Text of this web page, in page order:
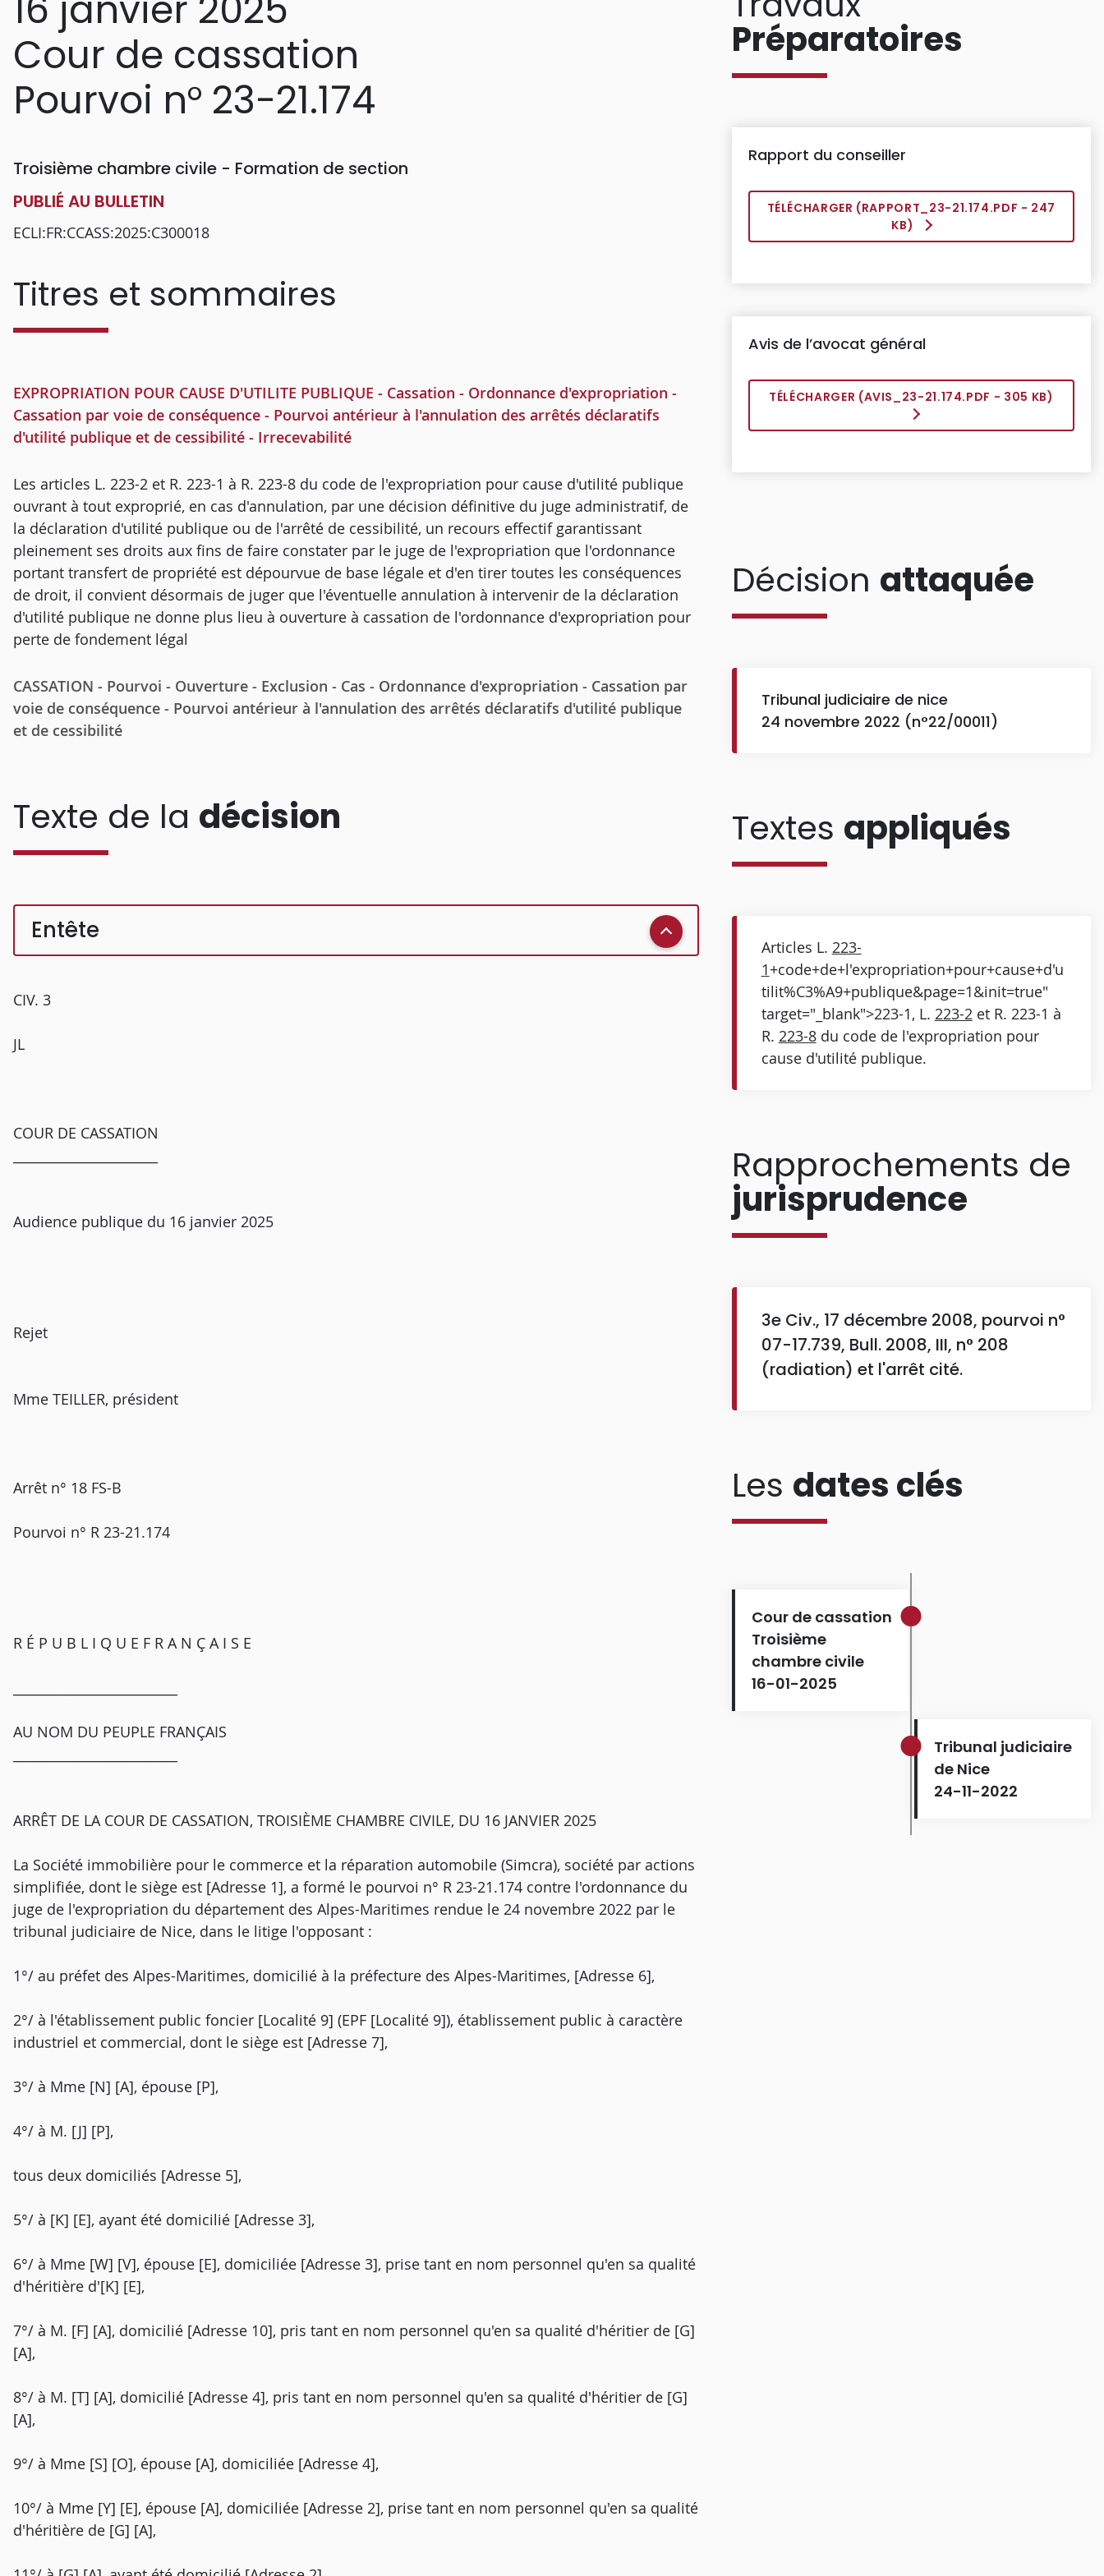
Cour de cassation
Pourvoi n° 23-21.174
Troisième chambre civile - Formation de section
PUBLIÉ AU BULLETIN
ECLI:FR:CCASS:2025:C300018
Titres et sommaires
EXPROPRIATION POUR CAUSE D'UTILITE PUBLIQUE - Cassation - Ordonnance d'expropriation -
Cassation par voie de conséquence - Pourvoi antérieur à l'annulation des arrêtés déclaratifs
d'utilité publique et de cessibilité - Irrecevabilité
Les articles L. 223-2 et R. 223-1 à R. 223-8 du code de l'expropriation pour cause d'utilité publique
ouvrant à tout exproprié, en cas d'annulation, par une décision définitive du juge administratif, de
la déclaration d'utilité publique ou de l'arrêté de cessibilité, un recours effectif garantissant
pleinement ses droits aux fins de faire constater par le juge de l'expropriation que l'ordonnance
portant transfert de propriété est dépourvue de base légale et d'en tirer toutes les conséquences
de droit, il convient désormais de juger que l'éventuelle annulation à intervenir de la déclaration
d'utilité publique ne donne plus lieu à ouverture à cassation de l'ordonnance d'expropriation pour
perte de fondement légal
CASSATION - Pourvoi - Ouverture - Exclusion - Cas - Ordonnance d'expropriation - Cassation par
voie de conséquence - Pourvoi antérieur à l'annulation des arrêtés déclaratifs d'utilité publique
et de cessibilité
Texte de la décision
Entête
CIV. 3
JL
COUR DE CASSATION
Audience publique du 16 janvier 2025
Rejet
Mme TEILLER, président
Arrêt n° 18 FS-B
Pourvoi n° R 23-21.174
R É P U B L I Q U E F R A N Ç A I S E
AU NOM DU PEUPLE FRANÇAIS
ARRÊT DE LA COUR DE CASSATION, TROISIÈME CHAMBRE CIVILE, DU 16 JANVIER 2025
La Société immobilière pour le commerce et la réparation automobile (Simcra), société par actions
simplifiée, dont le siège est [Adresse 1], a formé le pourvoi n° R 23-21.174 contre l'ordonnance du
juge de l'expropriation du département des Alpes-Maritimes rendue le 24 novembre 2022 par le
tribunal judiciaire de Nice, dans le litige l'opposant :
1°/ au préfet des Alpes-Maritimes, domicilié à la préfecture des Alpes-Maritimes, [Adresse 6],
2°/ à l'établissement public foncier [Localité 9] (EPF [Localité 9]), établissement public à caractère
industriel et commercial, dont le siège est [Adresse 7],
3°/ à Mme [N] [A], épouse [P],
4°/ à M. [J] [P],
tous deux domiciliés [Adresse 5],
5°/ à [K] [E], ayant été domicilié [Adresse 3],
6°/ à Mme [W] [V], épouse [E], domiciliée [Adresse 3], prise tant en nom personnel qu'en sa qualité
d'héritière d'[K] [E],
7°/ à M. [F] [A], domicilié [Adresse 10], pris tant en nom personnel qu'en sa qualité d'héritier de [G]
[A],
8°/ à M. [T] [A], domicilié [Adresse 4], pris tant en nom personnel qu'en sa qualité d'héritier de [G]
[A],
9°/ à Mme [S] [O], épouse [A], domiciliée [Adresse 4],
10°/ à Mme [Y] [E], épouse [A], domiciliée [Adresse 2], prise tant en nom personnel qu'en sa qualité
d'héritière de [G] [A],
Préparatoires
Rapport du conseiller
TÉLÉCHARGER (RAPPORT_23-21.174.PDF - 247
KB)
Avis de l’avocat général
TÉLÉCHARGER (AVIS_23-21.174.PDF - 305 KB)
Décision attaquée
Tribunal judiciaire de nice
24 novembre 2022 (n°22/00011)
Textes appliqués
Articles L. 223-
1+code+de+l'expropriation+pour+cause+d'u
tilit%C3%A9+publique&page=1&init=true"
target="_blank">223-1, L. 223-2et R. 223-1 à
R. 223-8du code de l'expropriation pour
cause d'utilité publique.
Rapprochements de
jurisprudence
3e Civ., 17 décembre 2008, pourvoi n°
07-17.739, Bull. 2008, III, n° 208
(radiation) et l'arrêt cité.
Les dates clés
Cour de cassation
Troisième
chambre civile
16-01-2025
Tribunal judiciaire
de Nice
24-11-2022